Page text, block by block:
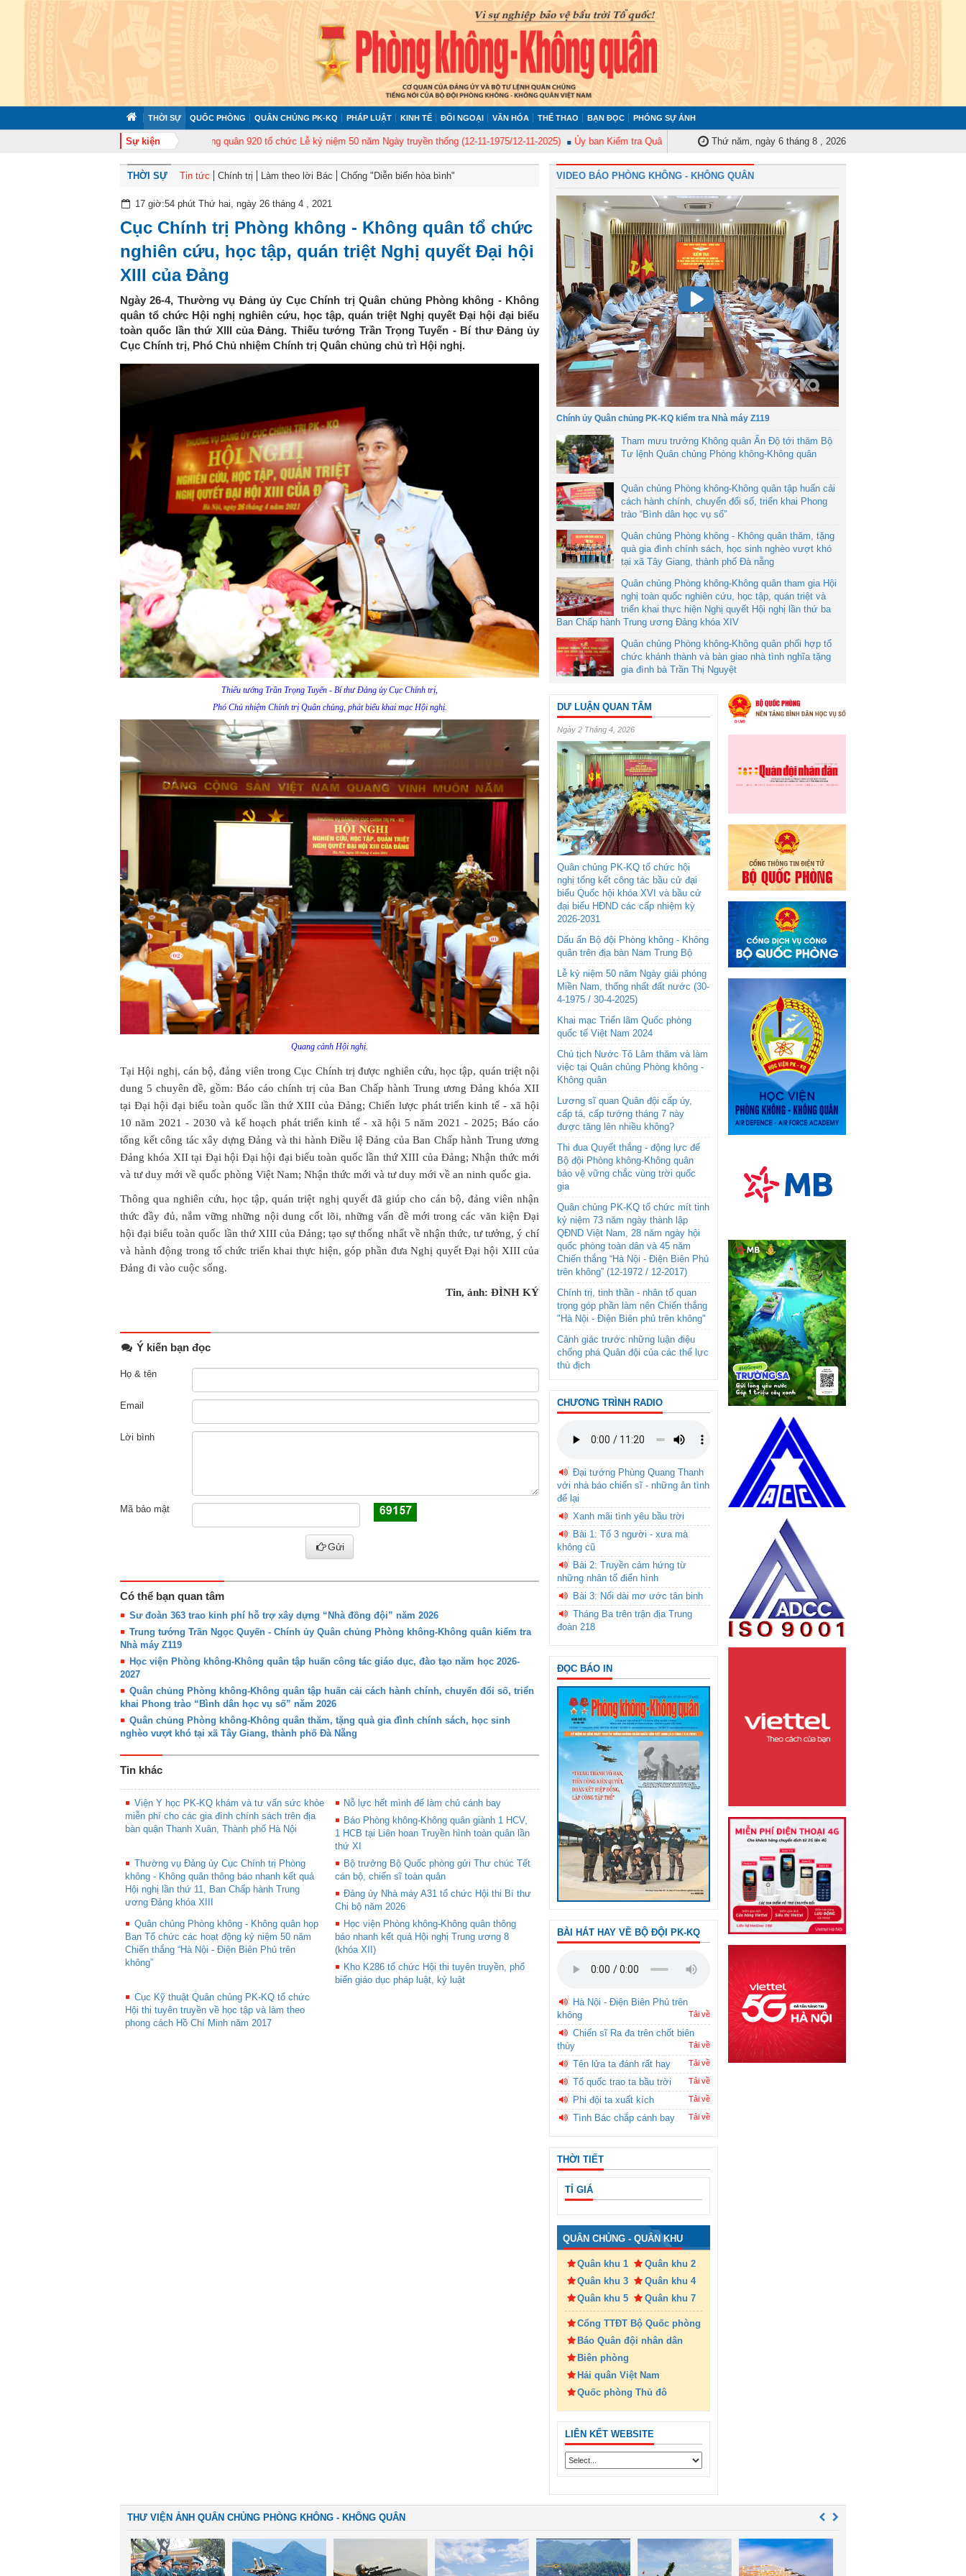
THỜI SỰ QUỐC PHÒNG QUÂN CHỦNG PK-KQ PHÁP LUẬT KINH TẾ ĐỐI NGOẠI VĂN HÓA THỂ THAO BẠN ĐỌC PHÓNG SỰ ẢNH
Sự kiện
Trung đoàn Không quân 920 tổ chức Lễ kỷ niệm 50 năm Ngày truyền thống (12-11-1975/12-11-2025) Ủy ban Kiểm tra Quân ủy Trung ương tập huấn nghiệp vụ công tác kiểm tra, giám sát năm 2025
Thứ năm, ngày 6 tháng 8 , 2026
THỜI SỰ Tin tức Chính trị Làm theo lời Bác Chống "Diễn biến hòa bình"
17 giờ:54 phút Thứ hai, ngày 26 tháng 4 , 2021
Cục Chính trị Phòng không - Không quân tổ chức
nghiên cứu, học tập, quán triệt Nghị quyết Đại hội
XIII của Đảng
Ngày 26-4, Thường vụ Đảng ủy Cục Chính trị Quân chủng Phòng không - Không
quân tổ chức Hội nghị nghiên cứu, học tập, quán triệt Nghị quyết Đại hội đại biểu
toàn quốc lần thứ XIII của Đảng. Thiếu tướng Trần Trọng Tuyến - Bí thư Đảng ủy
Cục Chính trị, Phó Chủ nhiệm Chính trị Quân chủng chủ trì Hội nghị.
Thiếu tướng Trần Trọng Tuyến - Bí thư Đảng ủy Cục Chính trị,
Phó Chủ nhiệm Chính trị Quân chủng, phát biểu khai mạc Hội nghị.
Quang cảnh Hội nghị.
Tại Hội nghị, cán bộ, đảng viên trong Cục Chính trị được nghiên cứu, học tập, quán triệt nội
dung 5 chuyên đề, gồm: Báo cáo chính trị của Ban Chấp hành Trung ương Đảng khóa XII
tại Đại hội đại biểu toàn quốc lần thứ XIII của Đảng; Chiến lược phát triển kinh tế - xã hội
10 năm 2021 - 2030 và kế hoạch phát triển kinh tế - xã hội 5 năm 2021 - 2025; Báo cáo
tổng kết công tác xây dựng Đảng và thi hành Điều lệ Đảng của Ban Chấp hành Trung ương
Đảng khóa XII tại Đại hội Đại hội đại biểu toàn quốc lần thứ XIII của Đảng; Nhận thức mới
và tư duy mới về quốc phòng Việt Nam; Nhận thức mới và tư duy mới về an ninh quốc gia.
Thông qua nghiên cứu, học tập, quán triệt nghị quyết đã giúp cho cán bộ, đảng viên nhận
thức đầy đủ, nắm vững những nội dung cốt lõi, những vấn đề mới trong các văn kiện Đại
hội đại biểu toàn quốc lần thứ XIII của Đảng; tạo sự thống nhất về nhận thức, tư tưởng, ý chí
và hành động trong tổ chức triển khai thực hiện, góp phần đưa Nghị quyết Đại hội XIII của
Đảng đi vào cuộc sống.
Tin, ảnh: ĐÌNH KÝ
Ý kiến bạn đọc
Họ & tên
Email
Lời bình
Mã bảo mật
Gửi
Có thể bạn quan tâm
Sư đoàn 363 trao kinh phí hỗ trợ xây dựng “Nhà đồng đội” năm 2026
Trung tướng Trần Ngọc Quyến - Chính ủy Quân chủng Phòng không-Không quân kiểm tra
Nhà máy Z119
Học viện Phòng không-Không quân tập huấn công tác giáo dục, đào tạo năm học 2026-
2027
Quân chủng Phòng không-Không quân tập huấn cải cách hành chính, chuyển đổi số, triển
khai Phong trào “Bình dân học vụ số” năm 2026
Quân chủng Phòng không-Không quân thăm, tặng quà gia đình chính sách, học sinh
nghèo vượt khó tại xã Tây Giang, thành phố Đà Nẵng
Tin khác
Viện Y học PK-KQ khám và tư vấn sức khỏe
miễn phí cho các gia đình chính sách trên địa
bàn quận Thanh Xuân, Thành phố Hà Nội
Nỗ lực hết mình để làm chủ cánh bay
Báo Phòng không-Không quân giành 1 HCV,
1 HCB tại Liên hoan Truyền hình toàn quân lần
thứ XI
Thường vụ Đảng ủy Cục Chính trị Phòng
không - Không quân thông báo nhanh kết quả
Hội nghị lần thứ 11, Ban Chấp hành Trung
ương Đảng khóa XIII
Bộ trưởng Bộ Quốc phòng gửi Thư chúc Tết
cán bộ, chiến sĩ toàn quân
Đảng ủy Nhà máy A31 tổ chức Hội thi Bí thư
Chi bộ năm 2026
Quân chủng Phòng không - Không quân họp
Ban Tổ chức các hoạt động kỷ niệm 50 năm
Chiến thắng “Hà Nội - Điện Biên Phủ trên
không”
Học viện Phòng không-Không quân thông
báo nhanh kết quả Hội nghị Trung ương 8
(khóa XII)
Kho K286 tổ chức Hội thi tuyên truyền, phổ
biến giáo dục pháp luật, kỷ luật
Cục Kỹ thuật Quân chủng PK-KQ tổ chức
Hội thi tuyên truyền về học tập và làm theo
phong cách Hồ Chí Minh năm 2017
VIDEO BÁO PHÒNG KHÔNG - KHÔNG QUÂN
Chính ủy Quân chủng PK-KQ kiểm tra Nhà máy Z119
Tham mưu trưởng Không quân Ấn Độ tới thăm Bộ
Tư lệnh Quân chủng Phòng không-Không quân
Quân chủng Phòng không-Không quân tập huấn cải
cách hành chính, chuyển đổi số, triển khai Phong
trào “Bình dân học vụ số”
Quân chủng Phòng không - Không quân thăm, tặng
quà gia đình chính sách, học sinh nghèo vượt khó
tại xã Tây Giang, thành phố Đà nẵng
Quân chủng Phòng không-Không quân tham gia Hội
nghị toàn quốc nghiên cứu, học tập, quán triệt và
triển khai thực hiện Nghị quyết Hội nghị lần thứ ba
Ban Chấp hành Trung ương Đảng khóa XIV
Quân chủng Phòng không-Không quân phối hợp tổ
chức khánh thành và bàn giao nhà tình nghĩa tặng
gia đình bà Trần Thị Nguyệt
DƯ LUẬN QUAN TÂM
Ngày 2 Tháng 4, 2026
Quân chủng PK-KQ tổ chức hội
nghị tổng kết công tác bầu cử đại
biểu Quốc hội khóa XVI và bầu cử
đại biểu HĐND các cấp nhiệm kỳ
2026-2031
Dấu ấn Bộ đội Phòng không - Không
quân trên địa bàn Nam Trung Bộ
Lễ kỷ niệm 50 năm Ngày giải phóng
Miền Nam, thống nhất đất nước (30-
4-1975 / 30-4-2025)
Khai mạc Triển lãm Quốc phòng
quốc tế Việt Nam 2024
Chủ tịch Nước Tô Lâm thăm và làm
việc tại Quân chủng Phòng không -
Không quân
Lương sĩ quan Quân đội cấp úy,
cấp tá, cấp tướng tháng 7 này
được tăng lên nhiều không?
Thi đua Quyết thắng - động lực để
Bộ đội Phòng không-Không quân
bảo vệ vững chắc vùng trời quốc
gia
Quân chủng PK-KQ tổ chức mít tinh
kỷ niệm 73 năm ngày thành lập
QĐND Việt Nam, 28 năm ngày hội
quốc phòng toàn dân và 45 năm
Chiến thắng “Hà Nội - Điện Biên Phủ
trên không” (12-1972 / 12-2017)
Chính trị, tinh thần - nhân tố quan
trọng góp phần làm nên Chiến thắng
"Hà Nội - Điện Biên phủ trên không"
Cảnh giác trước những luận điệu
chống phá Quân đội của các thế lực
thù địch
CHƯƠNG TRÌNH RADIO
Đại tướng Phùng Quang Thanh
với nhà báo chiến sĩ - những ân tình
để lại
Xanh mãi tình yêu bầu trời
Bài 1: Tổ 3 người - xưa mà
không cũ
Bài 2: Truyền cảm hứng từ
những nhân tố điển hình
Bài 3: Nối dài mơ ước tân binh
Tháng Ba trên trận địa Trung
đoàn 218
ĐỌC BÁO IN
BÀI HÁT HAY VỀ BỘ ĐỘI PK-KQ
Hà Nội - Điện Biên Phủ trên
không
Tải về
Chiến sĩ Ra đa trên chốt biên
thùy
Tải về
Tên lửa ta đánh rất hay Tải về
Tổ quốc trao ta bầu trời Tải về
Phi đội ta xuất kích Tải về
Tình Bác chắp cánh bay Tải về
THỜI TIẾT
TỈ GIÁ
QUÂN CHỦNG - QUÂN KHU
Quân khu 1
Quân khu 2
Quân khu 3
Quân khu 4
Quân khu 5
Quân khu 7
Cổng TTĐT Bộ Quốc phòng
Báo Quân đội nhân dân
Biên phòng
Hải quân Việt Nam
Quốc phòng Thủ đô
LIÊN KẾT WEBSITE
THƯ VIỆN ẢNH QUÂN CHỦNG PHÒNG KHÔNG - KHÔNG QUÂN